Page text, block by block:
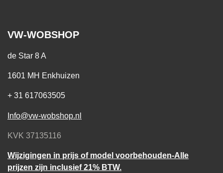
VW-WOBSHOP
de Star 8 A
1601 MH Enkhuizen
+ 31 617063505
Info@vw-wobshop.nl
KVK 37135116
Wijzigingen in prijs of model voorbehouden-Alle
prijzen zijn inclusief 21% BTW.